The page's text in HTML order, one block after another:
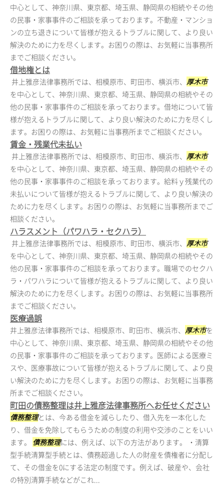
中心として、神奈川県、東京都、埼玉県、静岡県の相続やその他
の民事・家事事件のご相談を承っております。不動産・マンショ
ンの立ち退きについて皆様が抱えるトラブルに関して、より良い
解決のために力を尽くします。お困りの際は、お気軽に当事務所
までご相談ください。
借地権とは
井上雅彦法律事務所では、相模原市、町田市、横浜市、 厚木市
を中心として、神奈川県、東京都、埼玉県、静岡県の相続やその
他の民事・家事事件のご相談を承っております。借地について皆
様が抱えるトラブルに関して、より良い解決のために力を尽くし
ます。お困りの際は、お気軽に当事務所までご相談ください。
賃金・残業代未払い
井上雅彦法律事務所では、相模原市、町田市、横浜市、 厚木市
を中心として、神奈川県、東京都、埼玉県、静岡県の相続やその
他の民事・家事事件のご相談を承っております。給料ｙ残業代の
未払いについて皆様が抱えるトラブルに関して、より良い解決の
ために力を尽くします。お困りの際は、お気軽に当事務所までご
相談ください。
ハラスメント（パワハラ・セクハラ）
井上雅彦法律事務所では、相模原市、町田市、横浜市、 厚木市
を中心として、神奈川県、東京都、埼玉県、静岡県の相続やその
他の民事・家事事件のご相談を承っております。職場でのセクハ
ラ・パワハラについて皆様が抱えるトラブルに関して、より良い
解決のために力を尽くします。お困りの際は、お気軽に当事務所
までご相談ください。
医療過誤
井上雅彦法律事務所では、相模原市、町田市、横浜市、 厚木市を
中心として、神奈川県、東京都、埼玉県、静岡県の相続やその他
の民事・家事事件のご相談を承っております。医師による医療ミ
スや、医療事故について皆様が抱えるトラブルに関して、より良
い解決のために力を尽くします。お困りの際は、お気軽に当事務
所までご相談ください。
町田の債務整理は井上雅彦法律事務所へお任せください
債務整理とは、今ある借金を減らしたり、借入先を一本化した
り、借金を免除してもらうための制度の利用や交渉のことをいい
ます。 債務整理には、例えば、以下の方法があります。 ・清算
型手続清算型手続とは、債務超過した人の財産を債権者に分配し
て、その借金を0にする法定の制度です。例えば、破産や、会社
の特別清算手続などがこれ...